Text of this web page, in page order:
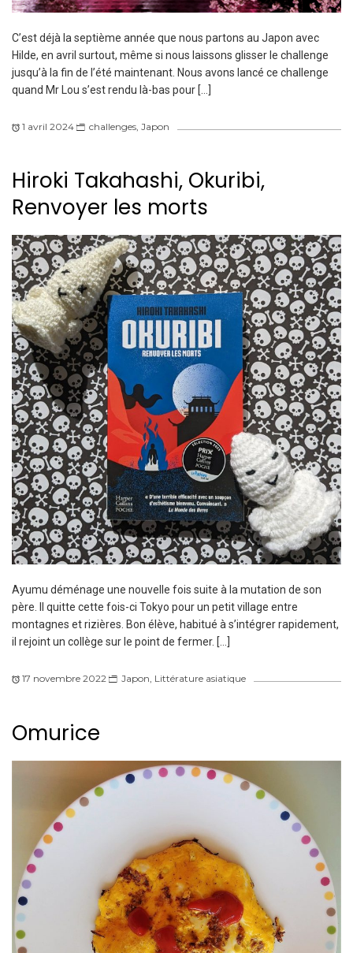
C’est déjà la septième année que nous partons au Japon avec
Hilde, en avril surtout, même si nous laissons glisser le challenge
jusqu’à la fin de l’été maintenant. Nous avons lancé ce challenge
quand Mr Lou s’est rendu là-bas pour […]
1 avril 2024 challenges Japon
Hiroki Takahashi, Okuribi,
Renvoyer les morts
Ayumu déménage une nouvelle fois suite à la mutation de son
père. Il quitte cette fois-ci Tokyo pour un petit village entre
montagnes et rizières. Bon élève, habitué à s’intégrer rapidement,
il rejoint un collège sur le point de fermer. […]
17 novembre 2022 Japon Littérature asiatique
Omurice